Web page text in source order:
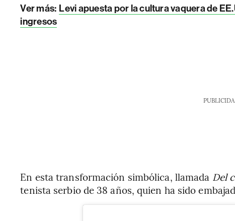
Ver más: Levi apuesta por la cultura vaquera de
ingresos
En esta transformación simbólica, llamada Del
tenista serbio de 38 años, quien ha sido